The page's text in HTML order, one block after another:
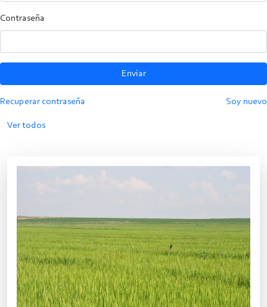
Contraseña
Enviar
Recuperar contraseña Soy nuevo
Ver todos